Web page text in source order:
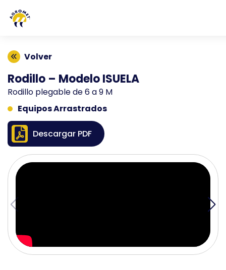
Volver
Rodillo – Modelo ISUELA
Rodillo plegable de 6 a 9 M
Equipos Arrastrados
Descargar PDF